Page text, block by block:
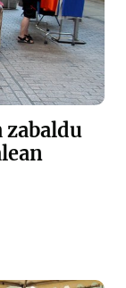
zabaldu